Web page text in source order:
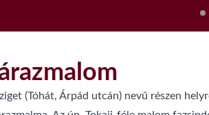
(Tóhát, Árpád utcán) nevű részen